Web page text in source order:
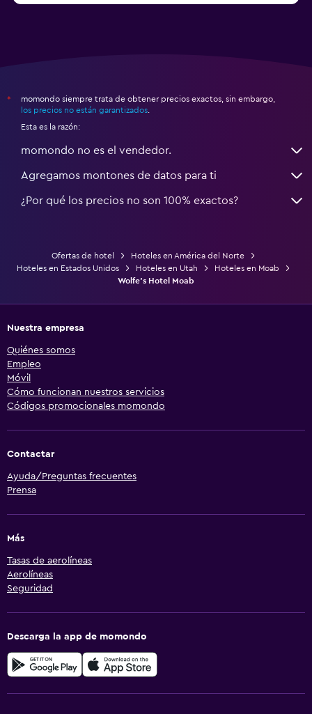
*
momondo siempre trata de obtener precios exactos, sin embargo,
los precios no están garantizados
Esta es la razón:
momondo no es el vendedor.
Agregamos montones de datos para ti
¿Por qué los precios no son 100% exactos?
Ofertas de hotel
Hoteles en América del Norte
Hoteles en Estados Unidos
Hoteles en Utah
Hoteles en Moab
Wolfe's Hotel Moab
Nuestra empresa
Quiénes somos
Empleo
Móvil
Cómo funcionan nuestros servicios
Códigos promocionales momondo
Contactar
Ayuda/Preguntas frecuentes
Prensa
Más
Tasas de aerolíneas
Aerolíneas
Seguridad
Descarga la app de momondo